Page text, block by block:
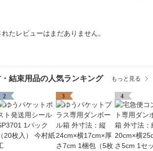
たレビューはまだありません。
結束用品の人気ランキング もっと見る
2 3 4